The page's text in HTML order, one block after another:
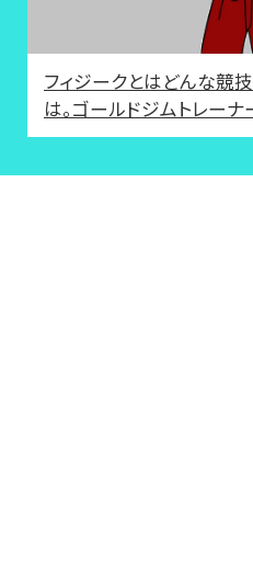
フィジークとはどんな競
は。ゴールドジムトレー